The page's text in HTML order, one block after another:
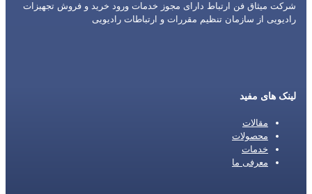
شرکت میثاق فن ارتباط دارای مجوز خدمات ورود خرید و فروش تجهیزات
رادیویی از سازمان تنظیم مقررات و ارتباطات رادیویی
لینک های مفید
مقالات
محصولات
خدمات
معرفی ما